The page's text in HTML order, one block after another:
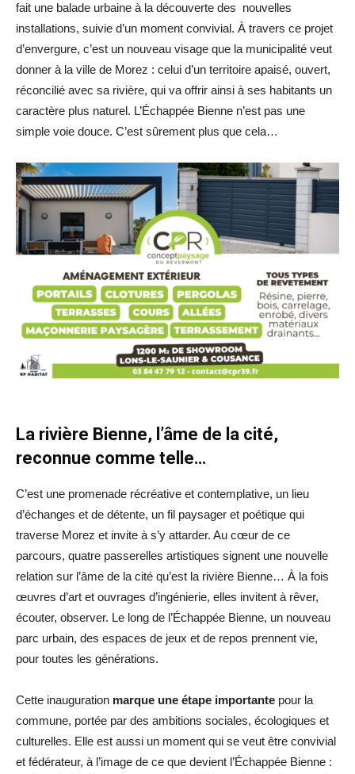
fait une balade urbaine à la découverte des nouvelles
installations, suivie d’un moment convivial. À travers ce projet
d’envergure, c’est un nouveau visage que la municipalité veut
donner à la ville de Morez : celui d’un territoire apaisé, ouvert,
réconcilié avec sa rivière, qui va offrir ainsi à ses habitants un
caractère plus naturel. L’Échappée Bienne n’est pas une
simple voie douce. C’est sûrement plus que cela…
La rivière Bienne, l’âme de la cité,
reconnue comme telle…
C’est une promenade récréative et contemplative, un lieu
d’échanges et de détente, un fil paysager et poétique qui
traverse Morez et invite à s’y attarder. Au cœur de ce
parcours, quatre passerelles artistiques signent une nouvelle
relation sur l’âme de la cité qu’est la rivière Bienne… À la fois
œuvres d’art et ouvrages d’ingénierie, elles invitent à rêver,
écouter, observer. Le long de l’Échappée Bienne, un nouveau
parc urbain, des espaces de jeux et de repos prennent vie,
pour toutes les générations.
Cette inauguration marque une étape importante pour la
commune, portée par des ambitions sociales, écologiques et
culturelles. Elle est aussi un moment qui se veut être convivial
et fédérateur, à l’image de ce que devient l’Échappée Bienne :